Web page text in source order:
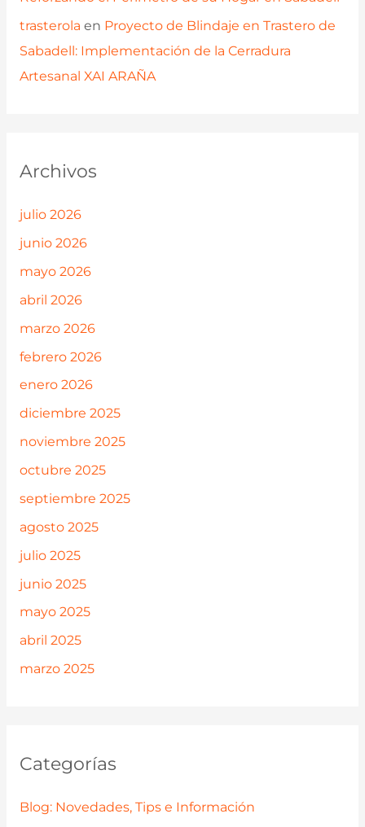
trasterola en Proyecto de Blindaje en Trastero de
Sabadell: Implementación de la Cerradura
Artesanal XAI ARAÑA
Archivos
julio 2026
junio 2026
mayo 2026
abril 2026
marzo 2026
febrero 2026
enero 2026
diciembre 2025
noviembre 2025
octubre 2025
septiembre 2025
agosto 2025
julio 2025
junio 2025
mayo 2025
abril 2025
marzo 2025
Categorías
Blog: Novedades, Tips e Información